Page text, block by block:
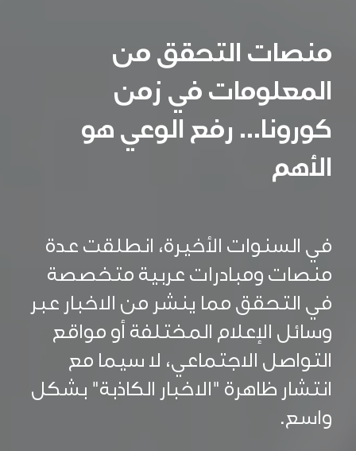
منصات التحقق من
المعلومات في زمن
كورونا... رفع الوعي هو
الأهم
في السنوات الأخيرة، انطلقت عدة
منصات ومبادرات عربية متخصصة
في التحقق مما ينشر من الاخبار عبر
وسائل الإعلام المختلفة أو مواقع
التواصل الاجتماعي، لا سيما مع
انتشار ظاهرة "الاخبار الكاذبة" بشكل
واسع.